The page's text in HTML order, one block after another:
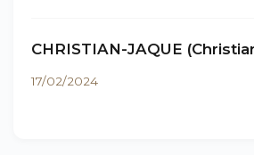
CHRISTIAN-JAQUE
17/02/2024